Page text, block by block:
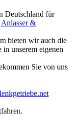
Deutschland für
Anlasser &
bieten wir auch die
unserem eigenen
Sie von uns